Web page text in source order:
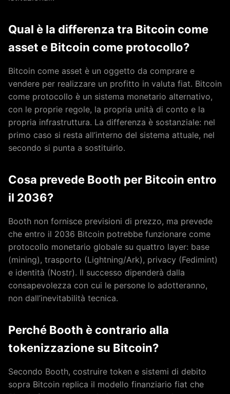
Qual è la differenza tra Bitcoin come
asset e Bitcoin come protocollo?
Bitcoin come asset è un oggetto da comprare e
vendere per realizzare un profitto in valuta fiat. Bitcoin
come protocollo è un sistema monetario alternativo,
con le proprie regole, la propria unità di conto e la
propria infrastruttura. La differenza è sostanziale: nel
primo caso si resta all’interno del sistema attuale, nel
secondo si punta a sostituirlo.
Cosa prevede Booth per Bitcoin entro
il 2036?
Booth non fornisce previsioni di prezzo, ma prevede
che entro il 2036 Bitcoin potrebbe funzionare come
protocollo monetario globale su quattro layer: base
(mining), trasporto (Lightning/Ark), privacy (Fedimint)
e identità (Nostr). Il successo dipenderà dalla
consapevolezza con cui le persone lo adotteranno,
non dall’inevitabilità tecnica.
Perché Booth è contrario alla
tokenizzazione su Bitcoin?
Secondo Booth, costruire token e sistemi di debito
sopra Bitcoin replica il modello finanziario fiat che